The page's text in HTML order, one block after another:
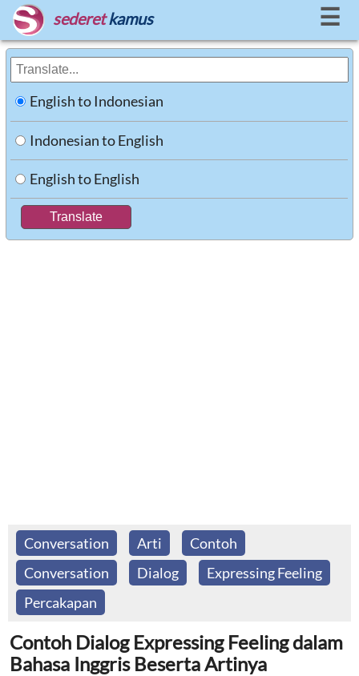
sederet kamus ☰
English to Indonesian
Indonesian to English
English to English
Conversation Arti
Contoh
Conversation
Dialog
Expressing Feeling
Percakapan
Contoh Dialog Expressing Feeling dalam
Bahasa Inggris Beserta Artinya